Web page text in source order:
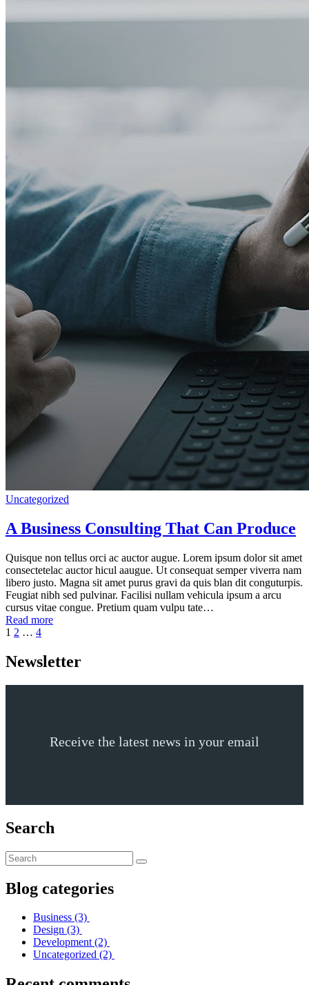
Uncategorized
A Business Consulting That Can Produce
Quisque non tellus orci ac auctor augue. Lorem ipsum dolor sit amet
consectetelac auctor hicul aaugue. Ut consequat semper viverra nam
libero justo. Magna sit amet purus gravi da quis blan dit conguturpis.
Feugiat nibh sed pulvinar. Facilisi nullam vehicula ipsum a arcu
cursus vitae congue. Pretium quam vulpu tate…
Read more
1 2 … 4
Newsletter
Receive the latest news in your email
Search
Blog categories
Business (3)
Design (3)
Development(2)
Uncategorized (2)